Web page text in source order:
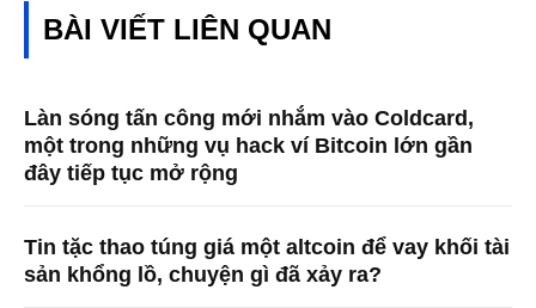
BÀI VIẾT LIÊN QUAN
Làn sóng tấn công mới nhắm vào Coldcard,
một trong những vụ hack ví Bitcoin lớn gần
đây tiếp tục mở rộng
Tin tặc thao túng giá một altcoin để vay khối tài
sản khổng lồ, chuyện gì đã xảy ra?